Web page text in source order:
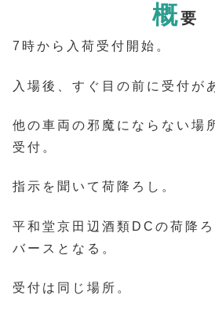
概要
7時から入荷受付開始。
入場後、すぐ目の前に受付が
他の車両の邪魔にならない場
受付。
指示を聞いて荷降ろし。
平和堂京田辺酒類DCの荷降
バースとなる。
受付は同じ場所。